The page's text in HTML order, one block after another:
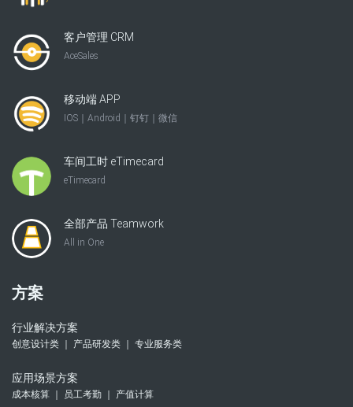
客户管理 CRM
AceSales
移动端 APP
IOS｜Android｜钉钉｜微信
车间工时 eTimecard
eTimecard
全部产品 Teamwork
All in One
方案
行业解决方案
创意设计类 ｜ 产品研发类 ｜ 专业服务类
应用场景方案
成本核算 ｜ 员工考勤 ｜ 产值计算